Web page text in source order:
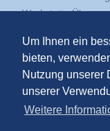
Um Ihnen ein
bieten,
Nutzung unserer
unserer
Weitere
Werkstatt
Über
© 2026Pyritz